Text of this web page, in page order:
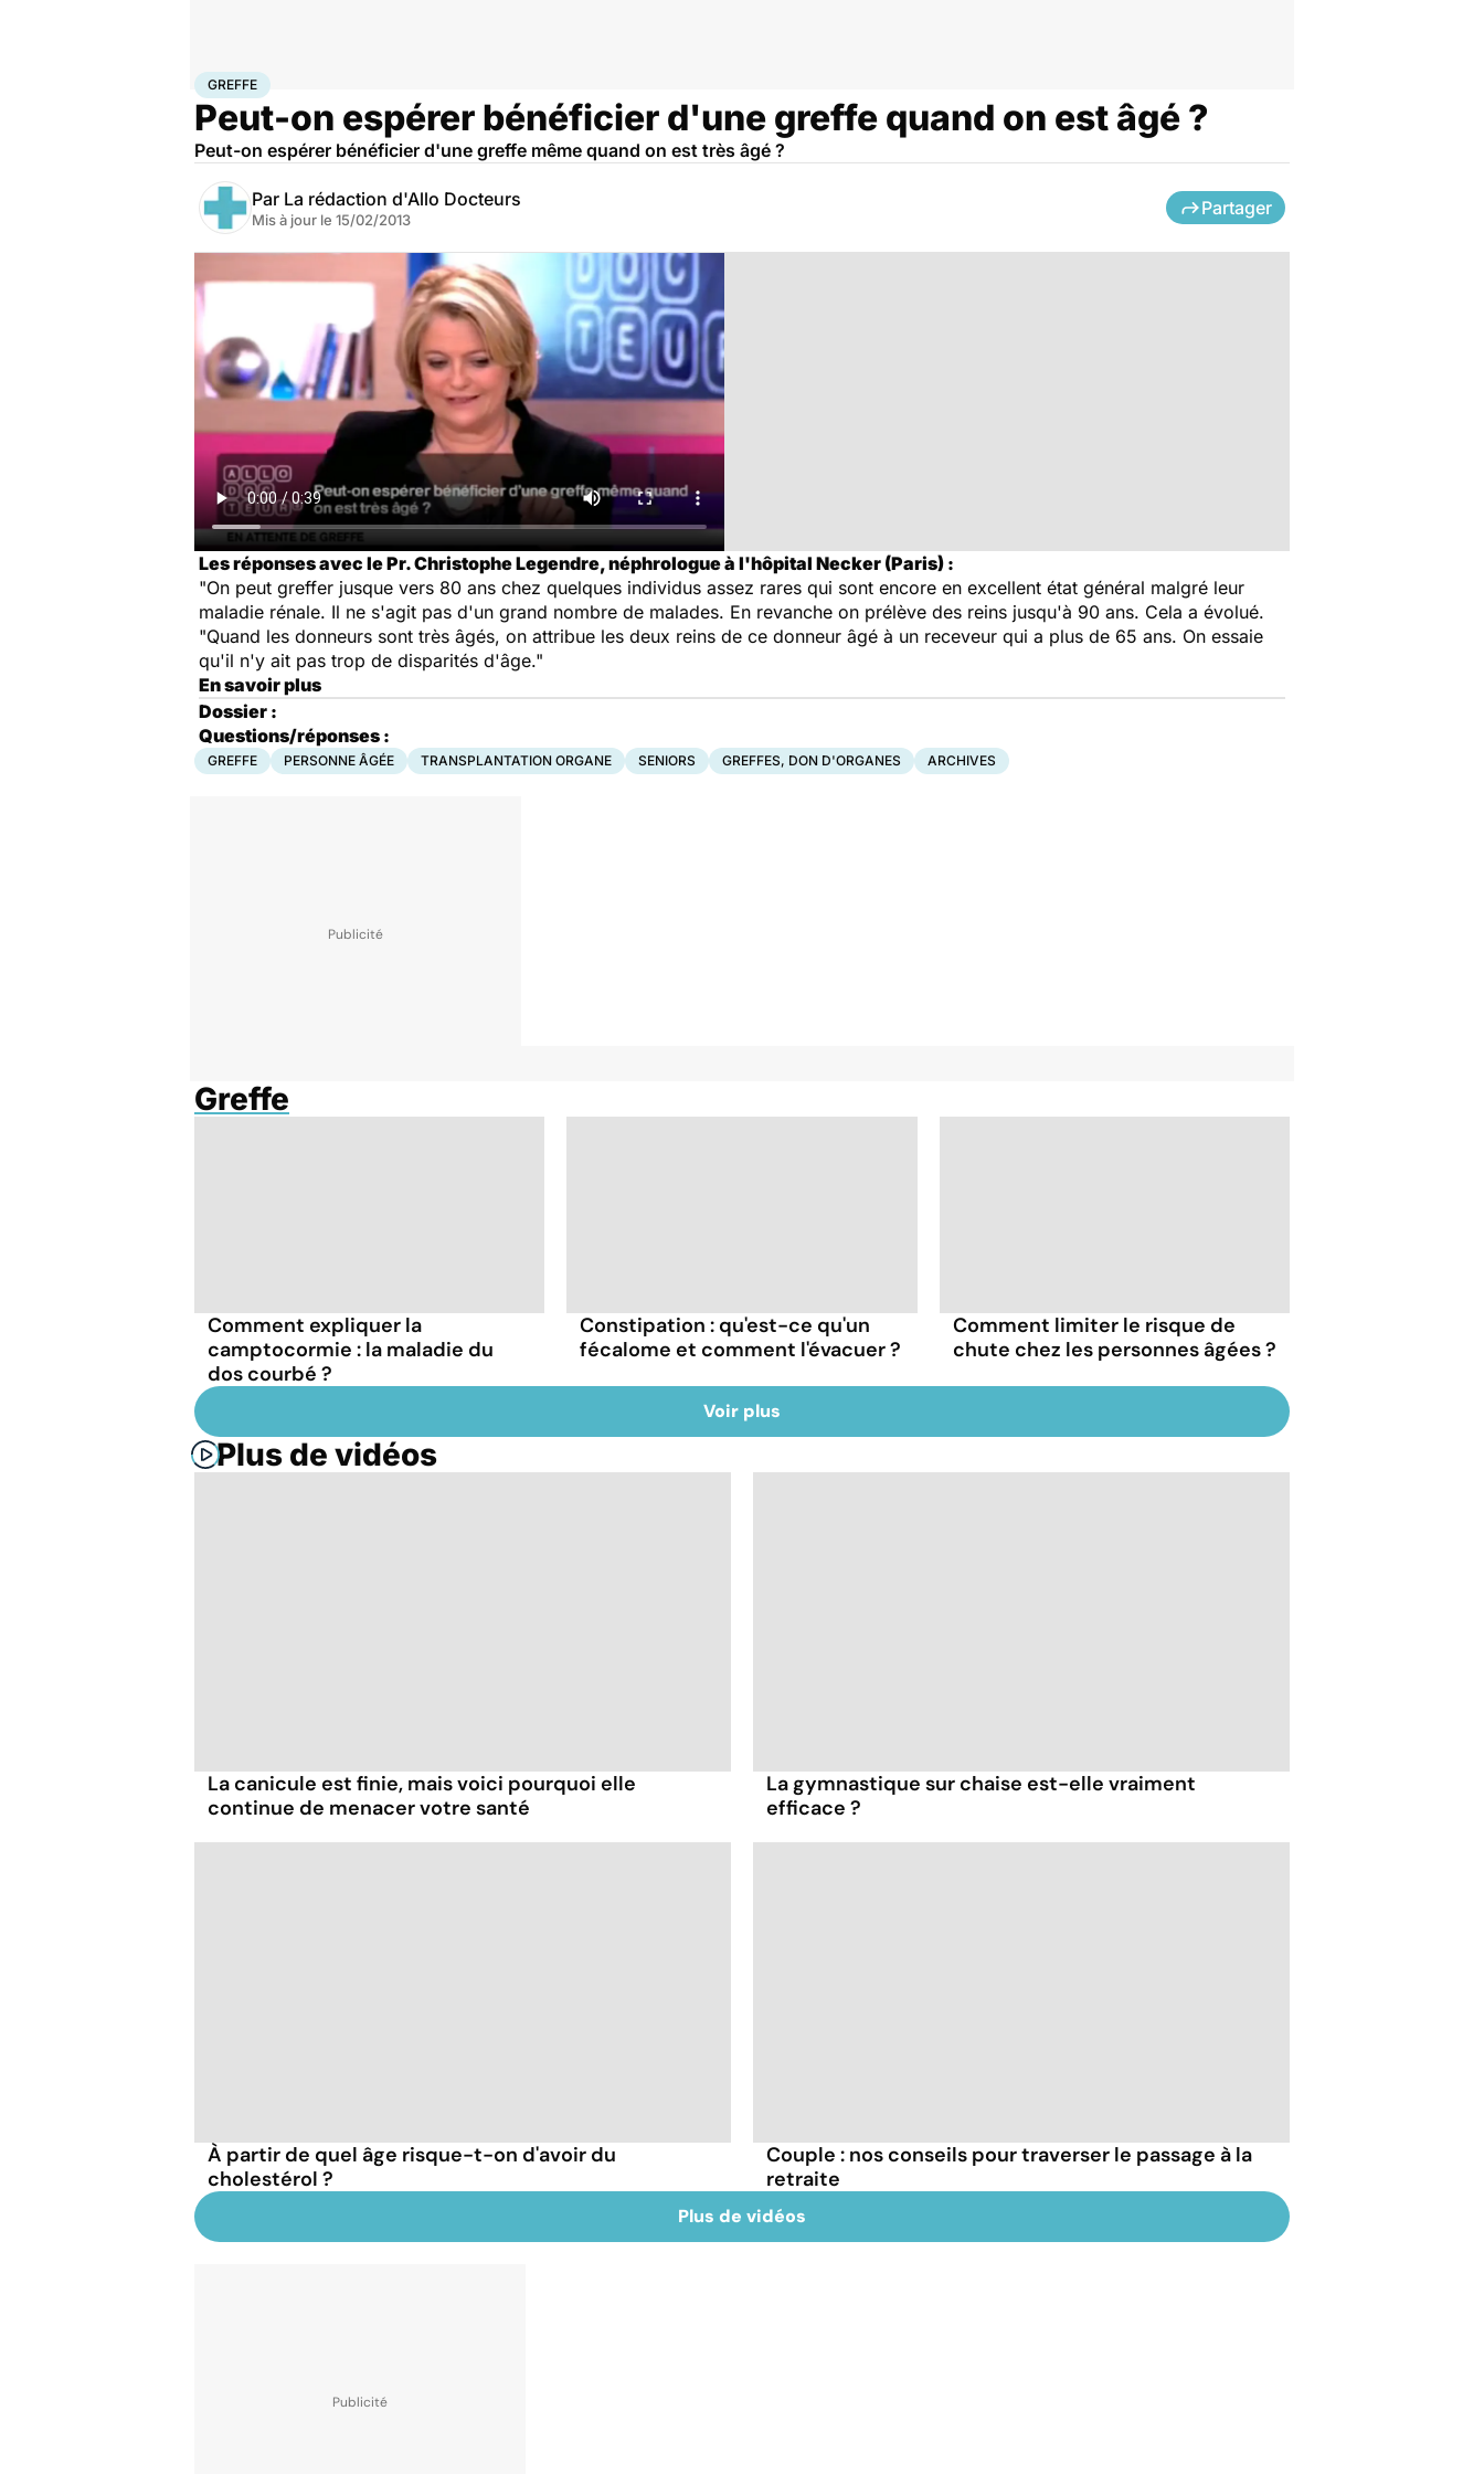
AccueilSanté
GREFFE
Peut-on espérer bénéficier d'une greffe quand on est âgé ?
Peut-on espérer bénéficier d'une greffe même quand on est très âgé ?
Par La rédaction d'Allo Docteurs
Mis à jour le 15/02/2013
Partager
Les réponses avec le Pr. Christophe Legendre, néphrologue à l'hôpital Necker (Paris) :
"On peut greffer jusque vers 80 ans chez quelques individus assez rares qui sont encore en excellent état général malgré leur
maladie rénale. Il ne s'agit pas d'un grand nombre de malades. En revanche on prélève des reins jusqu'à 90 ans. Cela a évolué.
"Quand les donneurs sont très âgés, on attribue les deux reins de ce donneur âgé à un receveur qui a plus de 65 ans. On essaie
qu'il n'y ait pas trop de disparités d'âge."
En savoir plus
Dossier :
Questions/réponses :
GREFFE PERSONNE ÂGÉE TRANSPLANTATION ORGANE SENIORS GREFFES, DON D'ORGANES ARCHIVES
Greffe
Comment expliquer la
camptocormie : la maladie du
dos courbé ?
Constipation : qu'est-ce qu'un
fécalome et comment l'évacuer ?
Comment limiter le risque de
chute chez les personnes âgées ?
Voir plus
Plus de vidéos
La canicule est finie, mais voici pourquoi elle
continue de menacer votre santé
La gymnastique sur chaise est-elle vraiment
efficace ?
À partir de quel âge risque-t-on d'avoir du
cholestérol ?
Couple : nos conseils pour traverser le passage à la
retraite
Plus de vidéos